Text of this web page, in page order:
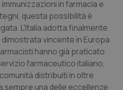
in farmacia e
questa possibilità è
L'Italia adotta finalmente
dimostrata vincente in Europa
hanno già praticato
farmaceutico italiano,
distribuiti in oltre
sempre una delle eccellenze